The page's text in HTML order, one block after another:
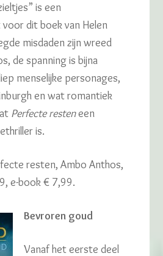
is een
dit boek van Helen
misdaden zijn wreed
de spanning is bijna
menselijke personages,
en wat romantiek
Perfecte resteneen
is.
resten, Ambo Anthos,
e-book € 7,99.
Bevroren goud
Vanaf het eerste deel